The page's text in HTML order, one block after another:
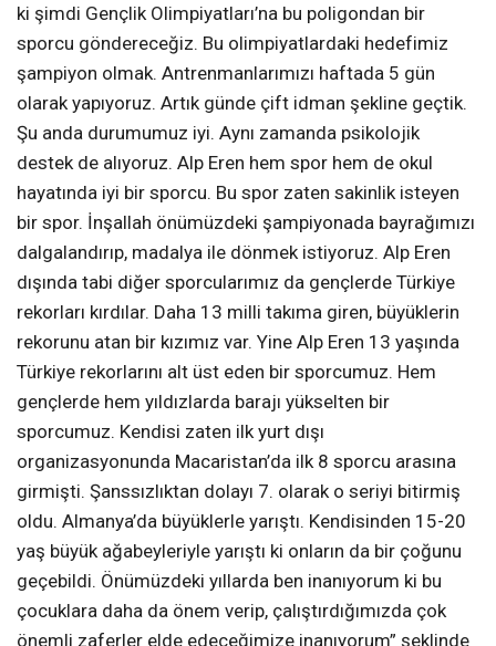
ki şimdi Gençlik Olimpiyatları’na bu poligondan bir
sporcu göndereceğiz. Bu olimpiyatlardaki hedefimiz
şampiyon olmak. Antrenmanlarımızı haftada 5 gün
olarak yapıyoruz. Artık günde çift idman şekline geçtik.
Şu anda durumumuz iyi. Aynı zamanda psikolojik
destek de alıyoruz. Alp Eren hem spor hem de okul
hayatında iyi bir sporcu. Bu spor zaten sakinlik isteyen
bir spor. İnşallah önümüzdeki şampiyonada bayrağımızı
dalgalandırıp, madalya ile dönmek istiyoruz. Alp Eren
dışında tabi diğer sporcularımız da gençlerde Türkiye
rekorları kırdılar. Daha 13 milli takıma giren, büyüklerin
rekorunu atan bir kızımız var. Yine Alp Eren 13 yaşında
Türkiye rekorlarını alt üst eden bir sporcumuz. Hem
gençlerde hem yıldızlarda barajı yükselten bir
sporcumuz. Kendisi zaten ilk yurt dışı
organizasyonunda Macaristan’da ilk 8 sporcu arasına
girmişti. Şanssızlıktan dolayı 7. olarak o seriyi bitirmiş
oldu. Almanya’da büyüklerle yarıştı. Kendisinden 15-20
yaş büyük ağabeyleriyle yarıştı ki onların da bir çoğunu
geçebildi. Önümüzdeki yıllarda ben inanıyorum ki bu
çocuklara daha da önem verip, çalıştırdığımızda çok
önemli zaferler elde edeceğimize inanıyorum” şeklinde